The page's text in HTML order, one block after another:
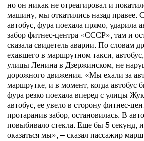
но он никак не отреагировал и
машину, мы откатились назад правее.
автобус, фура поехала прямо, ударила
забор фитнес-центра «СССР», там и
сказала свидетель аварии. По словам
ехавшего в маршрутном такси,
улицы Ленина в Дзержинском, не
дорожного движения. «Мы ехали за
маршрутке, и в момент, когда автобус
фура резко поехала вперед с улицы
автобус, ее увело в сторону фитнес-
протаранив забор, остановилась. В
повыбивало стекла. Еще бы 5 секунд,
оказаться мы», – сказал пассажир